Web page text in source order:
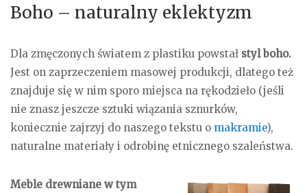
Boho – naturalny eklektyzm
Dla zmęczonych światem z plastiku powstał styl boho.
Jest on zaprzeczeniem masowej produkcji, dlatego też
znajduje się w nim sporo miejsca na rękodzieło (jeśli
nie znasz jeszcze sztuki wiązania sznurków,
koniecznie zajrzyj do naszego tekstu o makramie),
naturalne materiały i odrobinę etnicznego szaleństwa.
Meble drewniane w tym